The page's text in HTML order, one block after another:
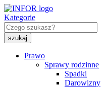
Kategorie
Prawo
Sprawy rodzinne
Spadki
Darowizny